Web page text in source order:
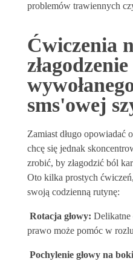
problemów trawiennych
Ćwiczenia
sms'owej
Zamiast długo opowiadać
chcę się jednak
zrobić, by złagodzić ból
Oto kilka prostych
swoją codzienną rutynę:
Rotacja głowy: Delikatne
prawo może pomóc w
Pochylenie głowy na